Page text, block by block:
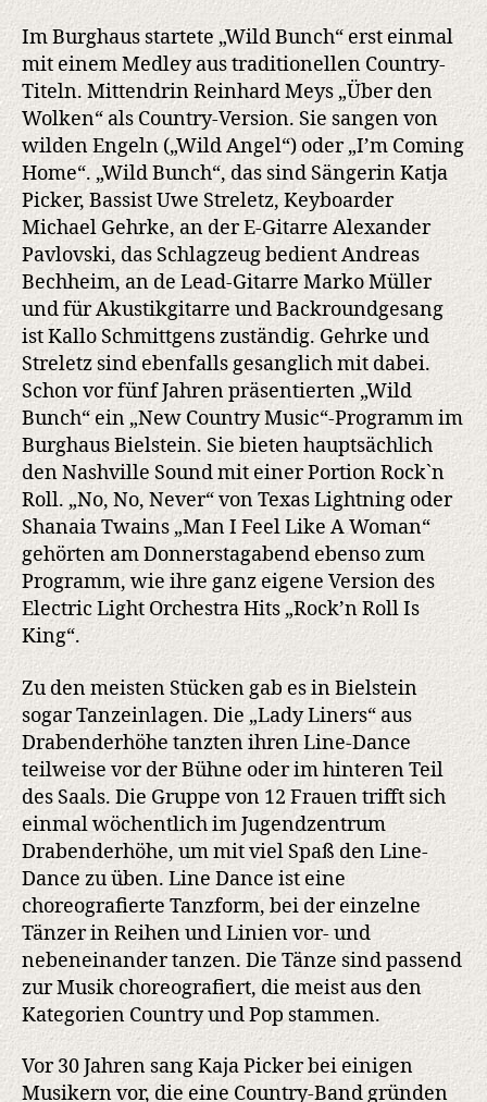
Im Burghaus startete „Wild Bunch“ erst einmal
mit einem Medley aus traditionellen Country-
Titeln. Mittendrin Reinhard Meys „Über den
Wolken“ als Country-Version. Sie sangen von
wilden Engeln („Wild Angel“) oder „I’m Coming
Home“. „Wild Bunch“, das sind Sängerin Katja
Picker, Bassist Uwe Streletz, Keyboarder
Michael Gehrke, an der E-Gitarre Alexander
Pavlovski, das Schlagzeug bedient Andreas
Bechheim, an de Lead-Gitarre Marko Müller
und für Akustikgitarre und Backroundgesang
ist Kallo Schmittgens zuständig. Gehrke und
Streletz sind ebenfalls gesanglich mit dabei.
Schon vor fünf Jahren präsentierten „Wild
Bunch“ ein „New Country Music“-Programm im
Burghaus Bielstein. Sie bieten hauptsächlich
den Nashville Sound mit einer Portion Rock`n
Roll. „No, No, Never“ von Texas Lightning oder
Shanaia Twains „Man I Feel Like A Woman“
gehörten am Donnerstagabend ebenso zum
Programm, wie ihre ganz eigene Version des
Electric Light Orchestra Hits „Rock’n Roll Is
King“.
Zu den meisten Stücken gab es in Bielstein
sogar Tanzeinlagen. Die „Lady Liners“ aus
Drabenderhöhe tanzten ihren Line-Dance
teilweise vor der Bühne oder im hinteren Teil
des Saals. Die Gruppe von 12 Frauen trifft sich
einmal wöchentlich im Jugendzentrum
Drabenderhöhe, um mit viel Spaß den Line-
Dance zu üben. Line Dance ist eine
choreografierte Tanzform, bei der einzelne
Tänzer in Reihen und Linien vor- und
nebeneinander tanzen. Die Tänze sind passend
zur Musik choreografiert, die meist aus den
Kategorien Country und Pop stammen.
Vor 30 Jahren sang Kaja Picker bei einigen
Musikern vor, die eine Country-Band gründen